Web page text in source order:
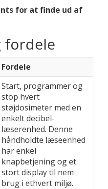
for at finde ud af
fordele
Fordele
Start, programmer og
stop hvert
støjdosimeter med en
enkelt decibel-
læserenhed. Denne
håndholdte læseenhed
har enkel
knapbetjening og et
stort display til nem
brug i ethvert miljø.